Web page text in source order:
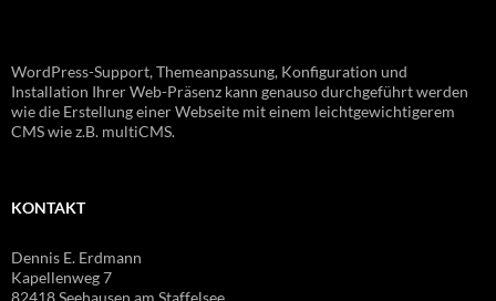
WordPress-Support, Themeanpassung, Konfiguration und
Installation Ihrer Web-Präsenz kann genauso durchgeführt werden
wie die Erstellung einer Webseite mit einem leichtgewichtigerem
CMS wie z.B. multiCMS.
KONTAKT
Dennis E. Erdmann
Kapellenweg 7
82418 Seehausen am Staffelsee